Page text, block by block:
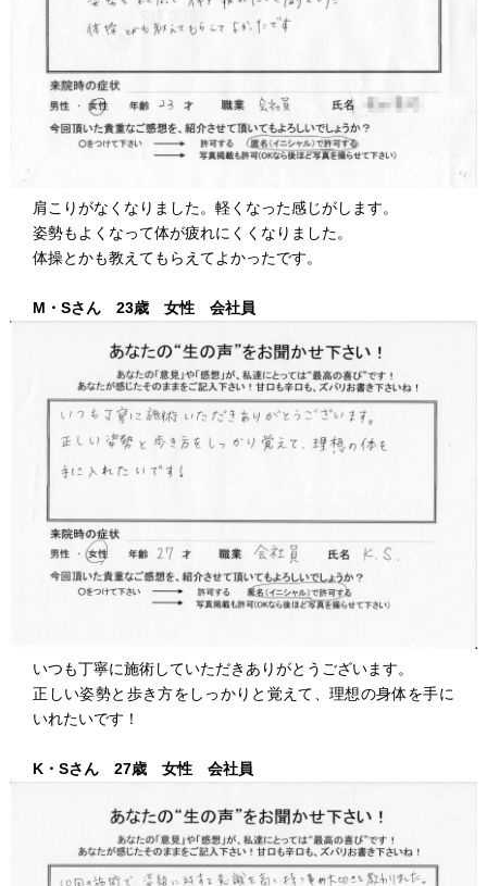
肩こりがなくなりました。軽くなった感じがします。
姿勢もよくなって体が疲れにくくなりました。
体操とかも教えてもらえてよかったです。
M・Sさん 23歳 女性 会社員
いつも丁寧に施術していただきありがとうございます。
正しい姿勢と歩き方をしっかりと覚えて、理想の身体を手に
いれたいです！
K・Sさん 27歳 女性 会社員